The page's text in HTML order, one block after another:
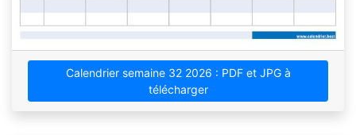
Calendrier semaine 32 2026 : PDF et JPG à
télécharger